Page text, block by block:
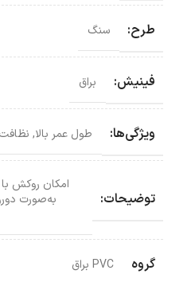
طرح: سنگ
فینیش: براق
ویژگی‌ها: طول عمر بالا,
توضیحات:
امکان روکش با ابعاد
به‌صورت
گروه PVC براق